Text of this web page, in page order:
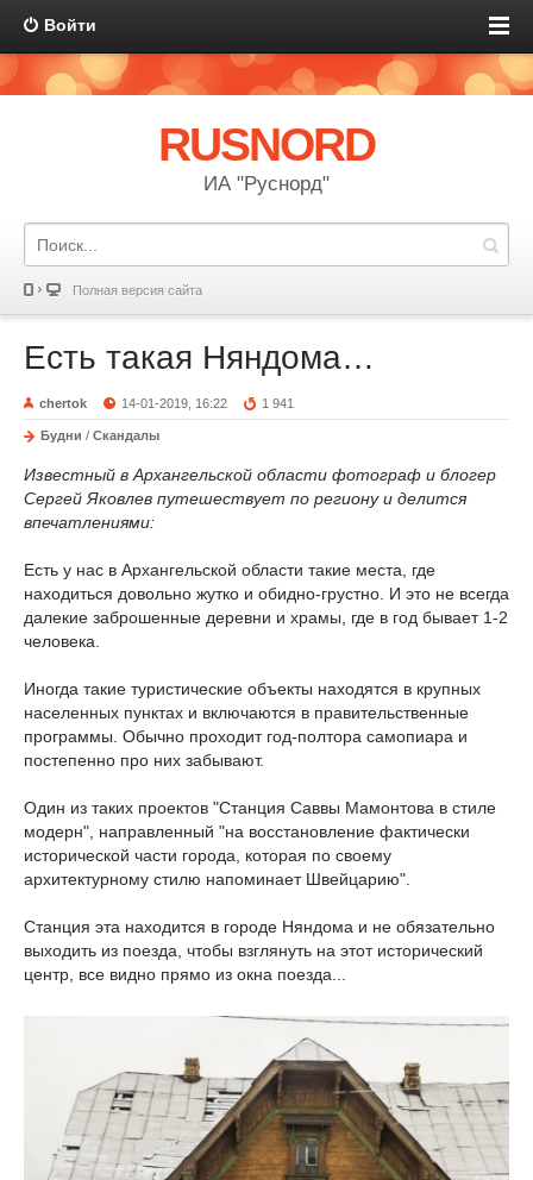
Войти
RUSNORD
ИА "Руснорд"
Полная версия сайта
Есть такая Няндома…
chertok 14-01-2019, 16:22 1 941
Будни / Скандалы
Известный в Архангельской области фотограф и блогер
Сергей Яковлев путешествует по региону и делится
впечатлениями:
Есть у нас в Архангельской области такие места, где
находиться довольно жутко и обидно-грустно. И это не всегда
далекие заброшенные деревни и храмы, где в год бывает 1-2
человека.
Иногда такие туристические объекты находятся в крупных
населенных пунктах и включаются в правительственные
программы. Обычно проходит год-полтора самопиара и
постепенно про них забывают.
Один из таких проектов "Станция Саввы Мамонтова в стиле
модерн", направленный "на восстановление фактически
исторической части города, которая по своему
архитектурному стилю напоминает Швейцарию".
Станция эта находится в городе Няндома и не обязательно
выходить из поезда, чтобы взглянуть на этот исторический
центр, все видно прямо из окна поезда...